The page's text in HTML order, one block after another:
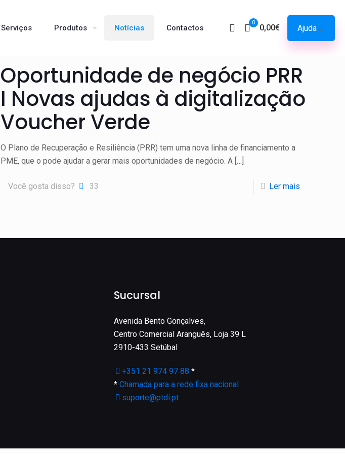
Serviços Produtos Notícias Contactos
0
0,00€ Ajuda
Oportunidade de negócio PRR
I Novas ajudas à digitalização
Voucher Verde
O Plano de Recuperação e Resiliência (PRR) tem uma nova linha de financiamento a
PME, que o pode ajudar a gerar mais oportunidades de negócio. A[…]
Você gosta disso? 33 Ler mais
Sucursal
Avenida Bento Gonçalves,
Centro Comercial Aranguês, Loja 39 L
2910-433 Setúbal
+351 21 974 97 88 *
*Chamada para a rede fixa nacional
suporte@ptdi.pt